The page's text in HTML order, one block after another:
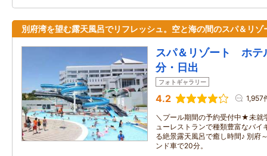
別府湾を望む露天風呂でリフレッシュ。空と海の間のスパ＆リゾ
スパ＆リゾート ホテ
分・日出
フォトギャラリー
4.2 1,957
＼プール期間の予約受付中★未就
ューレストランで種類豊富なバイ
る絶景露天風呂で癒し時間♪ 別府
ンド車で20分。